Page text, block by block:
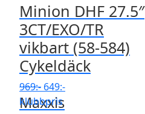
var:
1,045:-.
är:
799:-.
Minion DHF 27.5″
3CT/EXO/TR
vikbart (58-584)
Cykeldäck
969:- Det
ursprungliga
649:-Det
klubbpris
Maxxis